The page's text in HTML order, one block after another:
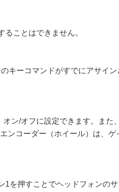
ことはできません。
キーコマンドがすでにアサイ
ン/オフに設定できます。また
ンコーダー（ホイール）は、
を押すことでヘッドフォンの